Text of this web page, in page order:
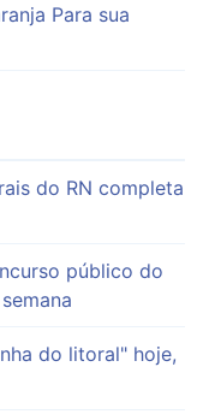
Para sua
do RN completa
público do
do litoral" hoje,